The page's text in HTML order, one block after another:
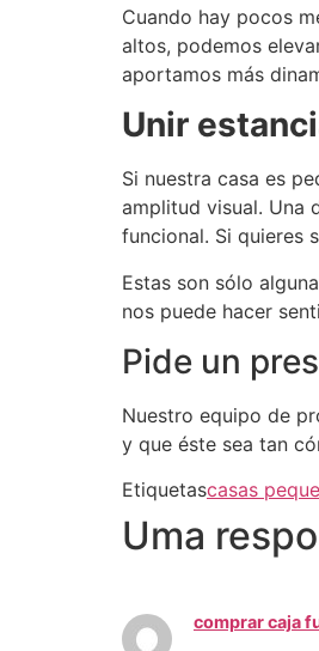
Cuando hay pocos
altos, podemos
aportamos más
Unir
Si nuestra casa es
amplitud visual. Una
funcional. Si quieres
Estas son sólo
nos puede hacer
Pide un
Nuestro equipo de
y que éste sea tan
Etiquetascasas
Uma
comprar caja